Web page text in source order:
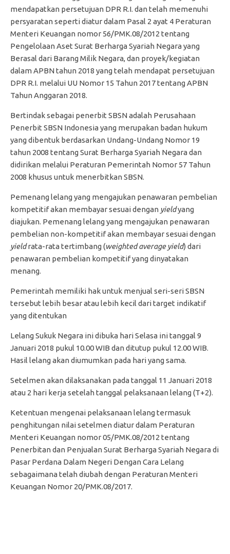
mendapatkan persetujuan DPR R.I. dan telah memenuhi
persyaratan seperti diatur dalam Pasal 2 ayat 4 Peraturan
Menteri Keuangan nomor 56/PMK.08/2012 tentang
Pengelolaan Aset Surat Berharga Syariah Negara yang
Berasal dari Barang Milik Negara, dan proyek/kegiatan
dalam APBN tahun 2018 yang telah mendapat persetujuan
DPR R.I. melalui UU Nomor 15 Tahun 2017 tentang APBN
Tahun Anggaran 2018.
Bertindak sebagai penerbit SBSN adalah Perusahaan
Penerbit SBSN Indonesia yang merupakan badan hukum
yang dibentuk berdasarkan Undang-Undang Nomor 19
tahun 2008 tentang Surat Berharga Syariah Negara dan
didirikan melalui Peraturan Pemerintah Nomor 57 Tahun
2008 khusus untuk menerbitkan SBSN.
Pemenang lelang yang mengajukan penawaran pembelian
kompetitif akan membayar sesuai dengan yieldyang
diajukan. Pemenang lelang yang mengajukan penawaran
pembelian non-kompetitif akan membayar sesuai dengan
yieldrata-rata tertimbang (weighted average yield) dari
penawaran pembelian kompetitif yang dinyatakan
menang.
Pemerintah memiliki hak untuk menjual seri-seri SBSN
tersebut lebih besar atau lebih kecil dari target indikatif
yang ditentukan
Lelang Sukuk Negara ini dibuka hari Selasa ini tanggal 9
Januari 2018 pukul 10.00 WIB dan ditutup pukul 12.00 WIB.
Hasil lelang akan diumumkan pada hari yang sama.
Setelmen akan dilaksanakan pada tanggal 11 Januari 2018
atau 2 hari kerja setelah tanggal pelaksanaan lelang (T+2).
Ketentuan mengenai pelaksanaan lelang termasuk
penghitungan nilai setelmen diatur dalam Peraturan
Menteri Keuangan nomor 05/PMK.08/2012 tentang
Penerbitan dan Penjualan Surat Berharga Syariah Negara di
Pasar Perdana Dalam Negeri Dengan Cara Lelang
sebagaimana telah diubah dengan Peraturan Menteri
Keuangan Nomor 20/PMK.08/2017.